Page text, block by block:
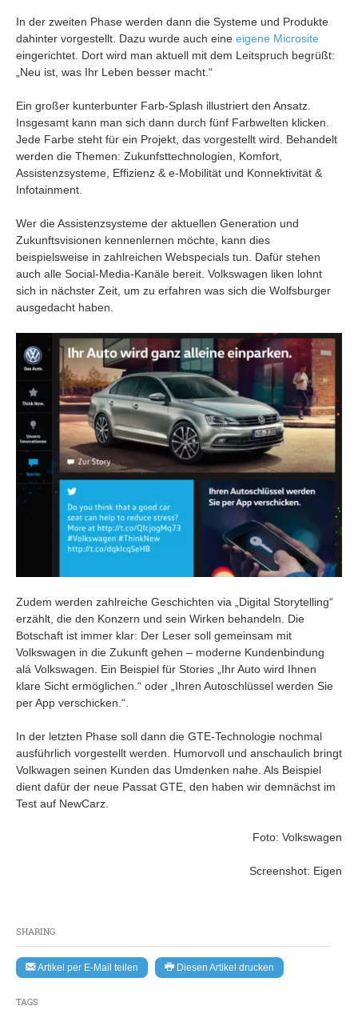
SHARING
Artikel per E-Mail teilen Diesen Artikel drucken
TAGS
In der zweiten Phase werden dann die Systeme und Produkte
dahinter vorgestellt. Dazu wurde auch eine eigene Microsite
eingerichtet. Dort wird man aktuell mit dem Leitspruch begrüßt:
„Neu ist, was Ihr Leben besser macht.“
Ein großer kunterbunter Farb-Splash illustriert den Ansatz.
Insgesamt kann man sich dann durch fünf Farbwelten klicken.
Jede Farbe steht für ein Projekt, das vorgestellt wird. Behandelt
werden die Themen: Zukunfsttechnologien, Komfort,
Assistenzsysteme, Effizienz & e-Mobilität und Konnektivität &
Infotainment.
Wer die Assistenzsysteme der aktuellen Generation und
Zukunftsvisionen kennenlernen möchte, kann dies
beispielsweise in zahlreichen Webspecials tun. Dafür stehen
auch alle Social-Media-Kanäle bereit. Volkswagen liken lohnt
sich in nächster Zeit, um zu erfahren was sich die Wolfsburger
ausgedacht haben.
Zudem werden zahlreiche Geschichten via „Digital Storytelling“
erzählt, die den Konzern und sein Wirken behandeln. Die
Botschaft ist immer klar: Der Leser soll gemeinsam mit
Volkswagen in die Zukunft gehen – moderne Kundenbindung
alá Volkswagen. Ein Beispiel für Stories „Ihr Auto wird Ihnen
klare Sicht ermöglichen.“ oder „Ihren Autoschlüssel werden Sie
per App verschicken.“.
In der letzten Phase soll dann die GTE-Technologie nochmal
ausführlich vorgestellt werden. Humorvoll und anschaulich bringt
Volkwagen seinen Kunden das Umdenken nahe. Als Beispiel
dient dafür der neue Passat GTE, den haben wir demnächst im
Test auf NewCarz.
Foto: Volkswagen
Screenshot: Eigen